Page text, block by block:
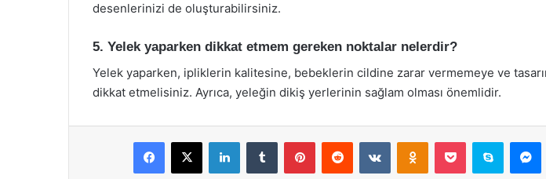
desenlerinizi de oluşturabilirsiniz.
5. Yelek yaparken dikkat etmem gereken noktalar nelerdir?
Yelek yaparken, ipliklerin kalitesine, bebeklerin cildine zarar vermemeye ve
dikkat etmelisiniz. Ayrıca, yeleğin dikiş yerlerinin sağlam olması önemlidir.
Facebook
X LinkedInTumblr PinterestReddit VKontakteOdnoklassniki
Pocket Skype